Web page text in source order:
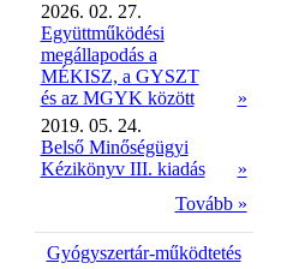
2026. 02. 27.
Együttműködési
megállapodás a
MÉKISZ, a GYSZT
és az MGYK között
»
2019. 05. 24.
Belső Minőségügyi
Kézikönyv III. kiadás
»
Tovább »
Gyógyszertár-működtetés